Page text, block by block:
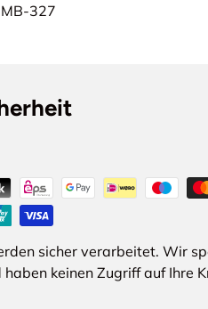
327
sicher verarbeitet. Wir
keinen Zugriff auf Ihre